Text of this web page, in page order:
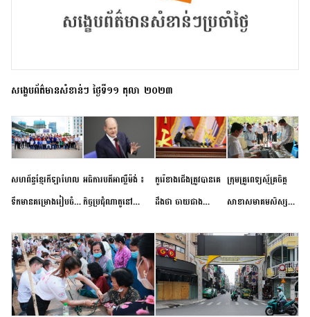
សង្ខេបព័ត៌មានសំខាន់ៗ ថ្ងៃទី១១ តុលា ២០២៣
សហព័ន្ធខ្មែរកីឡាហែល
ទឹកមានគម្រោងរៀបចំ
កម្រិតបឋម ដល់ឧត្តម
សិក្សានាពេលខាងមុខ
អធិការបតីអាល្លឺម៉ង់ ៖
កិច្ចប្រជុំណាតូនៅ
ខាងមុខនឹងបញ្ជូនសញ្ញា
នៃភាពស្អិតរមួត និង
ការប្តេជ្ញាចិត្ត
កូរ៉េខាងជើងត្រូវបានគេ
ដឹងថា ចាយជាង
អភិវឌ្ឍន៍នុយក្លេអ៊ែរ
ក្រុមគ្រូពេទ្យស្ម័គ្រចិត្ត
សាខាសមាគមសិស្ស
ខេត្តកំពង់ចាម ចុះពិនិត្យ
ពិគ្រោះជំងឺទូទៅ និងផ្តល់
ថ្នាំពេទ្យជូនប្រជាពលរដ្ឋ
រស់នៅសង្កាត់បឹងកុក